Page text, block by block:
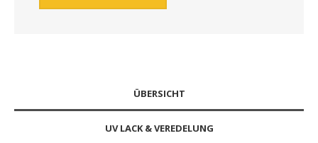
ÜBERSICHT
UV LACK & VEREDELUNG